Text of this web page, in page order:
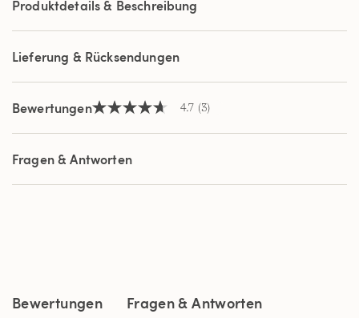
Produktdetails & Beschreibung
Lieferung & Rücksendungen
Bewertungen4.7
5
Sternen,
Durchschnittswert
Bewertung.
4.7 (3)
Fragen & Antworten
Bewertungen Fragen & Antworten